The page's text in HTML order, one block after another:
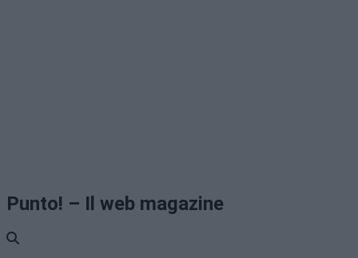
Punto! – Il web magazine